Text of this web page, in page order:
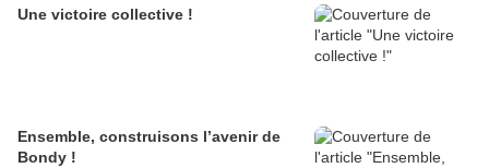
Une victoire collective !
Ensemble, construisons l’avenir de
Bondy !